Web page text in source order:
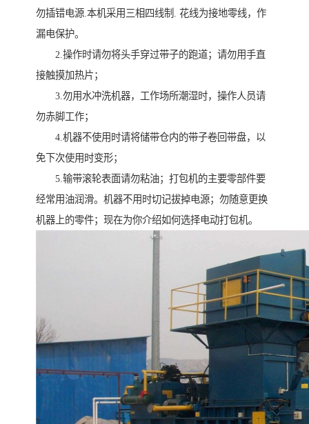
勿插错电源.本机采用三相四线制. 花线为接地零线，作
漏电保护。
2.操作时请勿将头手穿过带子的跑道；请勿用手直
接触摸加热片；
3.勿用水冲洗机器，工作场所潮湿时，操作人员请
勿赤脚工作；
4.机器不使用时请将储带仓内的带子卷回带盘，以
免下次使用时变形；
5.输带滚轮表面请勿粘油；打包机的主要零部件要
经常用油润滑。机器不用时切记拔掉电源；勿随意更换
机器上的零件；现在为你介绍如何选择电动打包机。